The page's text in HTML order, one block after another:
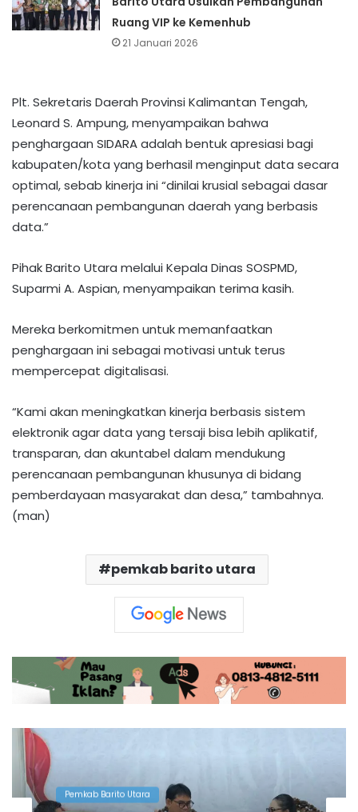
Ruang VIP ke Kemenhub
21 Januari 2026
Plt. Sekretaris Daerah Provinsi Kalimantan Tengah,
Leonard S. Ampung, menyampaikan bahwa
penghargaan SIDARA adalah bentuk apresiasi bagi
kabupaten/kota yang berhasil menginput data secara
optimal, sebab kinerja ini “dinilai krusial sebagai dasar
perencanaan pembangunan daerah yang berbasis
data.”
Pihak Barito Utara melalui Kepala Dinas SOSPMD,
Suparmi A. Aspian, menyampaikan terima kasih.
Mereka berkomitmen untuk memanfaatkan
penghargaan ini sebagai motivasi untuk terus
mempercepat digitalisasi.
“Kami akan meningkatkan kinerja berbasis sistem
elektronik agar data yang tersaji bisa lebih aplikatif,
transparan, dan akuntabel dalam mendukung
perencanaan pembangunan khusunya di bidang
pemberdayaan masyarakat dan desa,” tambahnya.
(man)
pemkab barito utara
Pemkab Barito Utara